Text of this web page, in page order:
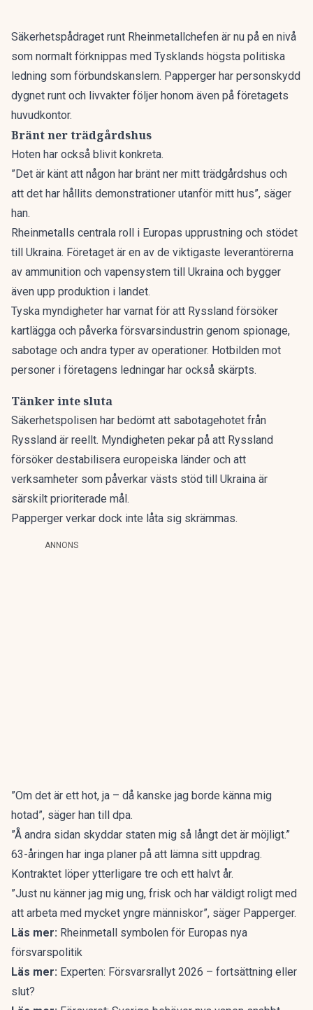
Säkerhetspådraget runt Rheinmetallchefen är nu på en nivå
som normalt förknippas med Tysklands högsta politiska
ledning som förbundskanslern. Papperger har personskydd
dygnet runt och livvakter följer honom även på företagets
huvudkontor.
Bränt ner trädgårdshus
Hoten har också blivit konkreta.
”Det är känt att någon har bränt ner mitt trädgårdshus och
att det har hållits demonstrationer utanför mitt hus”, säger
han.
Rheinmetalls centrala roll i Europas upprustning och stödet
till Ukraina. Företaget är en av de viktigaste leverantörerna
av ammunition och vapensystem till Ukraina och bygger
även upp produktion i landet.
Tyska myndigheter har varnat för att Ryssland försöker
kartlägga och påverka försvarsindustrin genom spionage,
sabotage och andra typer av operationer. Hotbilden mot
personer i företagens ledningar har också skärpts.
Tänker inte sluta
Säkerhetspolisen har bedömt att sabotagehotet från
Ryssland är reellt. Myndigheten pekar på att Ryssland
försöker destabilisera europeiska länder och att
verksamheter som påverkar västs stöd till Ukraina är
särskilt prioriterade mål.
Papperger verkar dock inte låta sig skrämmas.
ANNONS
”Om det är ett hot, ja – då kanske jag borde känna mig
hotad”, säger han till dpa.
”Å andra sidan skyddar staten mig så långt det är möjligt.”
63-åringen har inga planer på att lämna sitt uppdrag.
Kontraktet löper ytterligare tre och ett halvt år.
”Just nu känner jag mig ung, frisk och har väldigt roligt med
att arbeta med mycket yngre människor”, säger Papperger.
Läs mer: Rheinmetall symbolen för Europas nya
försvarspolitik
Läs mer: Experten: Försvarsrallyt 2026 – fortsättning eller
slut?